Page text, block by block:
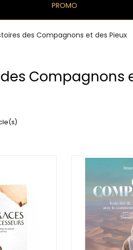
PROMO
des Compagnons et des Pieux
Compagnons